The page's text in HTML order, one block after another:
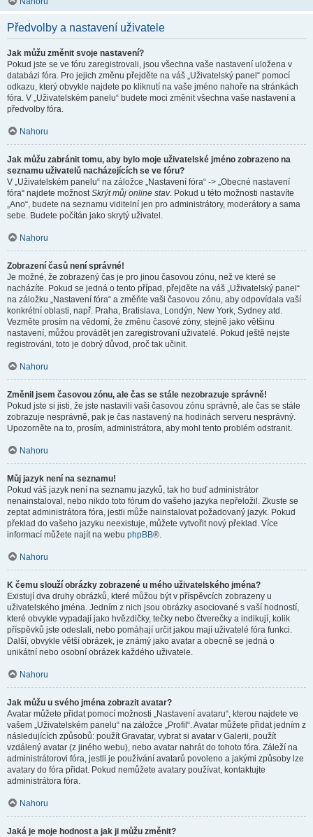
Předvolby a nastavení uživatele
Jak můžu změnit svoje nastavení?
Pokud jste se ve fóru zaregistrovali, jsou všechna vaše nastavení uložena v
databázi fóra. Pro jejich změnu přejděte na váš „Uživatelský panel“ pomocí
odkazu, který obvykle najdete po kliknutí na vaše jméno nahoře na stránkách
fóra. V „Uživatelském panelu“ budete moci změnit všechna vaše nastavení a
předvolby fóra.
Nahoru
Jak můžu zabránit tomu, aby bylo moje uživatelské jméno zobrazeno na
seznamu uživatelů nacházejících se ve fóru?
V „Uživatelském panelu“ na záložce „Nastavení fóra“ -> „Obecné nastavení
fóra“ najdete možnostSkrýt můj online stav. Pokud u této možnosti nastavíte
„Ano“, budete na seznamu viditelní jen pro administrátory, moderátory a sama
sebe. Budete počítán jako skrytý uživatel.
Nahoru
Zobrazení časů není správné!
Je možné, že zobrazený čas je pro jinou časovou zónu, než ve které se
nacházíte. Pokud se jedná o tento případ, přejděte na váš „Uživatelský panel“
na záložku „Nastavení fóra“ a změňte vaši časovou zónu, aby odpovídala vaší
konkrétní oblasti, např. Praha, Bratislava, Londýn, New York, Sydney atd.
Vezměte prosím na vědomí, že změnu časové zóny, stejně jako většinu
nastavení, můžou provádět jen zaregistrovaní uživatelé. Pokud ještě nejste
registrováni, toto je dobrý důvod, proč tak učinit.
Nahoru
Změnil jsem časovou zónu, ale čas se stále nezobrazuje správně!
Pokud jste si jisti, že jste nastavili vaši časovou zónu správně, ale čas se stále
zobrazuje nesprávně, pak je čas nastavený na hodinách serveru nesprávný.
Upozorněte na to, prosím, administrátora, aby mohl tento problém odstranit.
Nahoru
Můj jazyk není na seznamu!
Pokud váš jazyk není na seznamu jazyků, tak ho buď administrátor
nenainstaloval, nebo nikdo toto fórum do vašeho jazyka nepřeložil. Zkuste se
zeptat administrátora fóra, jestli může nainstalovat požadovaný jazyk. Pokud
překlad do vašeho jazyku neexistuje, můžete vytvořit nový překlad. Více
informací můžete najít na webu phpBB®.
Nahoru
K čemu slouží obrázky zobrazené u mého uživatelského jména?
Existují dva druhy obrázků, které můžou být v příspěvcích zobrazeny u
uživatelského jména. Jedním z nich jsou obrázky asociované s vaší hodností,
které obvykle vypadají jako hvězdičky, tečky nebo čtverečky a indikují, kolik
příspěvků jste odeslali, nebo pomáhají určit jakou mají uživatelé fóra funkci.
Další, obvykle větší obrázek, je známý jako avatar a obecně se jedná o
unikátní nebo osobní obrázek každého uživatele.
Nahoru
Jak můžu u svého jména zobrazit avatar?
Avatar můžete přidat pomocí možnosti „Nastavení avataru“, kterou najdete ve
vašem „Uživatelském panelu“ na záložce „Profil“. Avatar můžete přidat jedním z
následujících způsobů: použít Gravatar, vybrat si avatar v Galerii, použít
vzdálený avatar (z jiného webu), nebo avatar nahrát do tohoto fóra. Záleží na
administrátorovi fóra, jestli je používání avatarů povoleno a jakými způsoby lze
avatary do fóra přidat. Pokud nemůžete avatary používat, kontaktujte
administrátora fóra.
Nahoru
Jaká je moje hodnost a jak ji můžu změnit?